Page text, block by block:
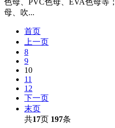
色母、PVC色母、EVA色母等
母、吹...
首页
上一页
8
9
10
11
12
下一页
末页
共17页 197条